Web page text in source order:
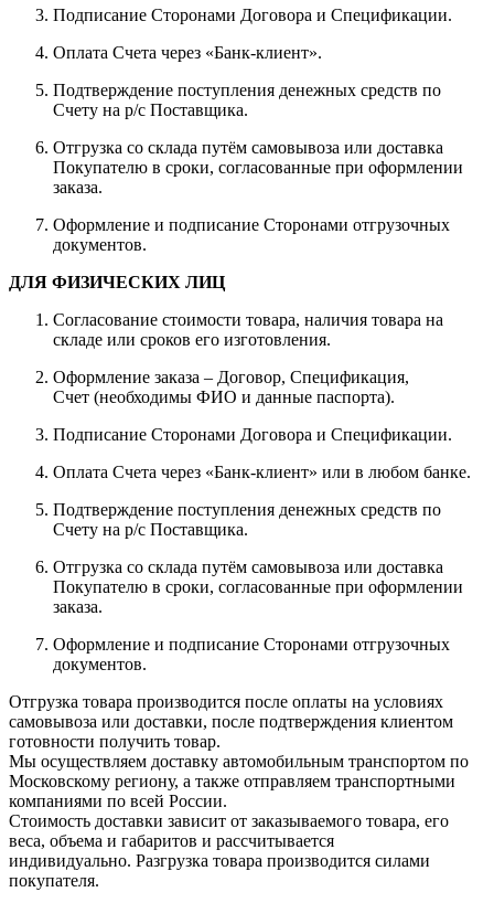
Подписание Сторонами Договора и Спецификации.
Оплата Счета через «Банк-клиент».
Подтверждение поступления денежных средств по
Счету на р/с Поставщика.
Отгрузка со склада путём самовывоза или доставка
Покупателю в сроки, согласованные при оформлении
заказа.
Оформление и подписание Сторонами отгрузочных
документов.
ДЛЯ ФИЗИЧЕСКИХ ЛИЦ
Согласование стоимости товара, наличия товара на
складе или сроков его изготовления.
Оформление заказа – Договор, Спецификация,
Счет (необходимы ФИО и данные паспорта).
Подписание Сторонами Договора и Спецификации.
Оплата Счета через «Банк-клиент» или в любом банке.
Подтверждение поступления денежных средств по
Счету на р/с Поставщика.
Отгрузка со склада путём самовывоза или доставка
Покупателю в сроки, согласованные при оформлении
заказа.
Оформление и подписание Сторонами отгрузочных
документов.
Отгрузка товара производится после оплаты на условиях
самовывоза или доставки, после подтверждения клиентом
готовности получить товар.
Мы осуществляем доставку автомобильным транспортом по
Московскому региону, а также отправляем транспортными
компаниями по всей России.
Стоимость доставки зависит от заказываемого товара, его
веса, объема и габаритов и рассчитывается
индивидуально. Разгрузка товара производится силами
покупателя.